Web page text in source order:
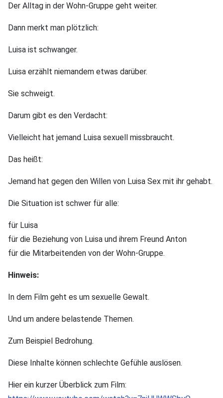
Der Alltag in der Wohn-Gruppe geht weiter.
Dann merkt man plötzlich:
Luisa ist schwanger.
Luisa erzählt niemandem etwas darüber.
Sie schweigt.
Darum gibt es den Verdacht:
Vielleicht hat jemand Luisa sexuell missbraucht.
Das heißt:
Jemand hat gegen den Willen von Luisa Sex mit ihr gehabt.
Die Situation ist schwer für alle:
für Luisa
für die Beziehung von Luisa und ihrem Freund Anton
für die Mitarbeitenden von der Wohn-Gruppe.
Hinweis:
In dem Film geht es um sexuelle Gewalt.
Und um andere belastende Themen.
Zum Beispiel Bedrohung.
Diese Inhalte können schlechte Gefühle auslösen.
Hier ein kurzer Überblick zum Film: